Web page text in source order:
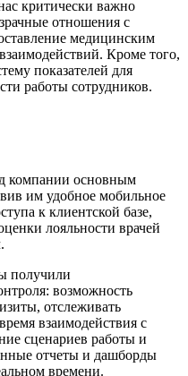
критически важно
отношения с
медицинским
Кроме того,
показателей для
работы сотрудников.
компании основным
им удобное мобильное
к клиентской базе,
лояльности врачей
получили
возможность
отслеживать
взаимодействия с
сценариев работы и
отчеты и дашборды
времени.